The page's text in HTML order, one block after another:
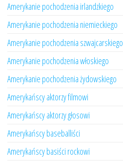
Amerykanie pochodzenia irlandzkiego
Amerykanie pochodzenia niemieckiego
Amerykanie pochodzenia szwajcarskiego
Amerykanie pochodzenia włoskiego
Amerykanie pochodzenia żydowskiego
Amerykańscy aktorzy filmowi
Amerykańscy aktorzy głosowi
Amerykańscy baseballiści
Amerykańscy basiści rockowi